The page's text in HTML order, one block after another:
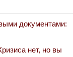
документами:
нет, но вы